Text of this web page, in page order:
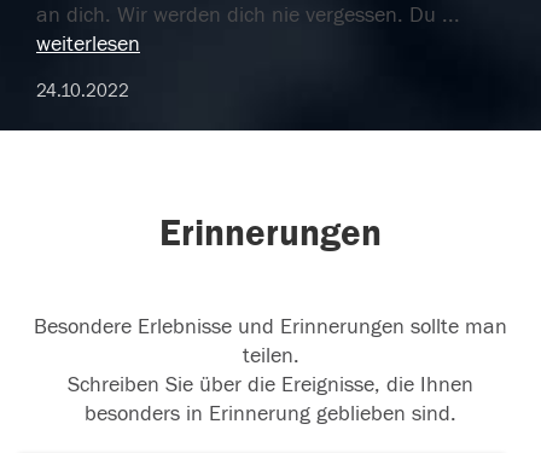
an dich. Wir werden dich nie vergessen. Du ...
weiterlesen
24.10.2022
Erinnerungen
Besondere Erlebnisse und Erinnerungen sollte man
teilen.
Schreiben Sie über die Ereignisse, die Ihnen
besonders in Erinnerung geblieben sind.